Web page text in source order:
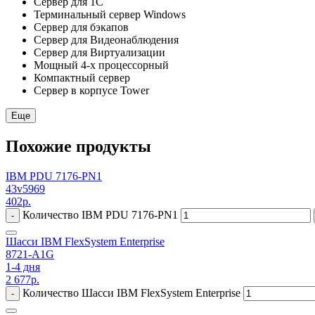
Терминальный сервер Windows
Сервер для бэкапов
Сервер для Видеонаблюдения
Сервер для Виртуализации
Мощный 4-х процессорный
Компактный сервер
Сервер в корпусе Tower
Еще
Похожие продукты
IBM PDU 7176-PN1
43v5969
402р.
- Количество IBM PDU 7176-PN1
Шасси IBM FlexSystem Enterprise
8721-A1G
1-4 дня
2 677р.
- Количество Шасси IBM FlexSystem Enterprise